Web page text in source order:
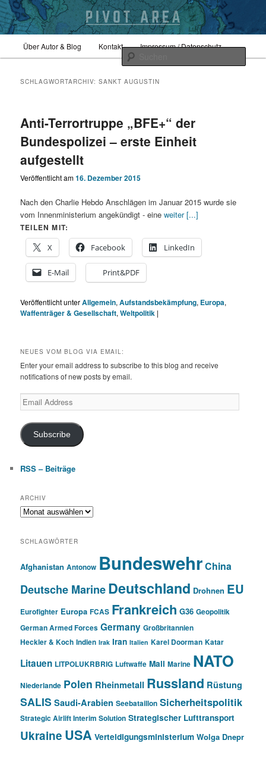
primären
springen
sekundären
springenpivotarea
HauptmenüÜber Autor & Blog Kontakt Impressum / Datenschutz
SCHLAGWORTARCHIV:SANKT AUGUSTIN
Anti-Terrortruppe „BFE+“ der
Bundespolizei – erste Einheit
aufgestellt
Veröffentlicht am16. Dezember 2015
Nach den Charlie Hebdo Anschlägen im Januar 2015 wurde sie
vom Innenministerium angekündigt - eineweiter [...]
TEILEN MIT:
X
Facebook LinkedIn
E-Mail Print&PDF
Veröffentlicht unterAllgemein,Aufstandsbekämpfung, Europa,
Waffenträger & Gesellschaft,Weltpolitik |
NEUES VOM BLOG VIA EMAIL:
Enter your email address to subscribe to this blog and receive
notifications of new posts by email.
Email
Address
Subscribe
RSS – Beiträge
ARCHIV
Archiv
SCHLAGWÖRTER
Afghanistan Antonow BundeswehrChina
Deutsche MarineDeutschland Drohnen EU
Eurofighter Europa FCAS Frankreich G36 Geopolitik
German Armed Forces Germany Großbritannien
Heckler & Koch Indien Irak Iran Italien Karel Doorman Katar
Litauen LITPOLUKRBRIG Luftwaffe Mali Marine NATO
Niederlande Polen Rheinmetall Russland Rüstung
SALIS Saudi-Arabien Seebataillon Sicherheitspolitik
Strategic Airlift Interim Solution Strategischer Lufttransport
Ukraine USA Verteidigungsministerium Wolga Dnepr